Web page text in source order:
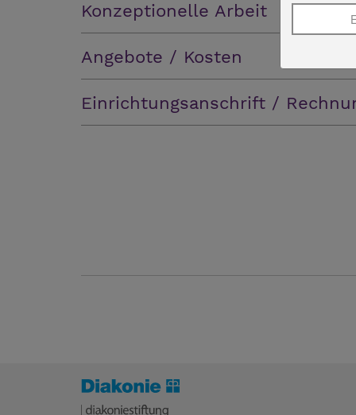
Konzeptionelle Arbeit
Angebote / Kosten
Einrichtungsanschrift /